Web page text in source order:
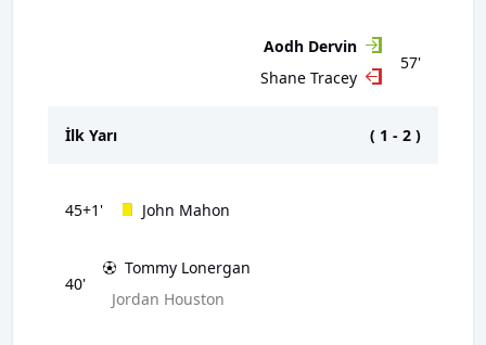
57'
Aodh Dervin
Shane Tracey
İlk Yarı ( 1 - 2 )
45+1' John Mahon
40'
Tommy Lonergan
Jordan Houston